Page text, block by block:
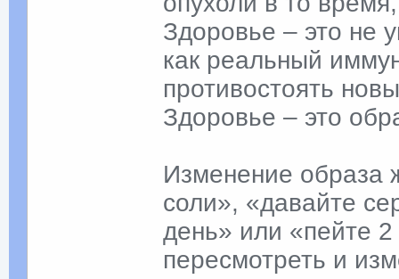
Здоровье – это не
как реальный
противостоять
Здоровье – это
Изменение образа
соли», «давайте
день» или «пейте
пересмотреть и